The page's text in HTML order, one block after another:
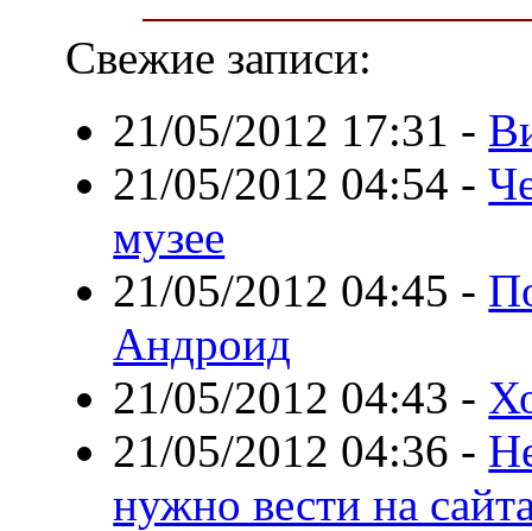
Свежие записи:
21/05/2012 17:31 -
21/05/2012 04:54 -
музее
21/05/2012 04:45 -
Андроид
21/05/2012 04:43 -
21/05/2012 04:36 -
нужно вести на